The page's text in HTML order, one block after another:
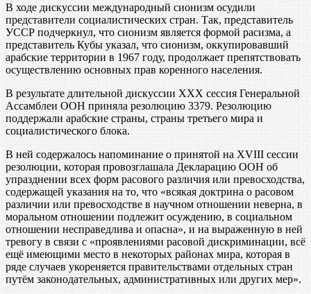
В ходе дискуссии международный сионизм осудили
представители социалистических стран. Так, представитель
УССР подчеркнул, что сионизм является формой расизма, а
представитель Кубы указал, что сионизм, оккупировавший
арабские территории в 1967 году, продолжает препятствовать
осуществлению основных прав коренного населения.
В результате длительной дискуссии XXX сессия Генеральной
Ассамблеи ООН приняла резолюцию 3379. Резолюцию
поддержали арабские страны, страны третьего мира и
социалистического блока.
В ней содержалось напоминание о принятой на XVIII сессии
резолюции, которая провозглашала Декларацию ООН об
упразднении всех форм расового различия или превосходства,
содержащей указания на то, что «всякая доктрина о расовом
различии или превосходстве в научном отношении неверна, в
моральном отношении подлежит осуждению, в социальном
отношении несправедлива и опасна», и на выраженную в ней
тревогу в связи с «проявлениями расовой дискриминации, всё
ещё имеющими место в некоторых районах мира, которая в
ряде случаев укореняется правительствами отдельных стран
путём законодательных, административных или других мер».